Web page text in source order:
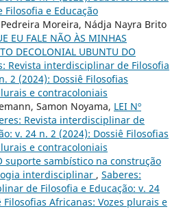
e Educação
Pedreira Moreira, Nádja Nayra Brito
EU FALE NÃO ÀS MINHAS
DECOLONIAL UBUNTU DO
Revista interdisciplinar de Filosofia
2 (2024): Dossiê Filosofias
e contracoloniais
Samon Noyama, LEI Nº
Revista interdisciplinar de
v. 24 n. 2 (2024): Dossiê Filosofias
e contracoloniais
suporte sambístico na construção
interdisciplinar , Saberes:
de Filosofia e Educação: v. 24
Filosofias Africanas: Vozes plurais e